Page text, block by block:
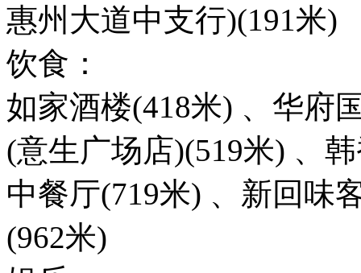
惠州大道中支行)(191米)
饮食：
如家酒楼(418米) 、华府
(意生广场店)(519米) 、
中餐厅(719米) 、新回味
(962米)